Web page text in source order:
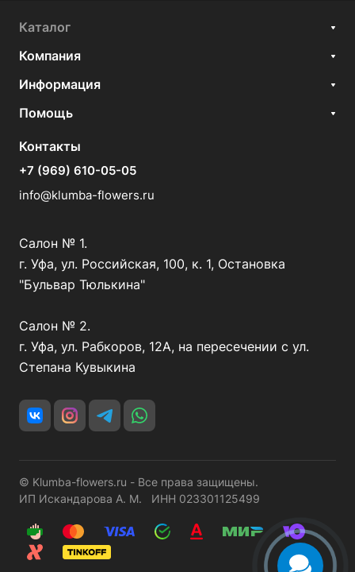
Каталог
Компания
Информация
Помощь
Контакты
+7 (969) 610-05-05
info@klumba-flowers.ru
Салон № 1.
г. Уфа, ул. Российская, 100, к. 1, Остановка
"Бульвар Тюлькина"
Салон № 2.
г. Уфа, ул. Рабкоров, 12А, на пересечении с ул.
Степана Кувыкина
© Klumba-flowers.ru - Все права защищены.
ИП Искандарова А. М. ИНН 023301125499